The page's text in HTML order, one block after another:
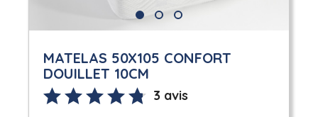
MATELAS 50X105 CONFORT
DOUILLET 10CM
3 avis